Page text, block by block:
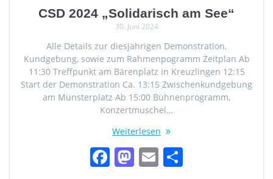
b
o
o
k
d
o
n
CSD 2024 „Solidarisch am See“
30. Juni 2024
Alle Details zur diesjährigen Demonstration,
Kundgebung, sowie zum Rahmenpogramm Zeitplan Ab
11:30 Treffpunkt am Bärenplatz in Kreuzlingen 12:15
Start der Demonstration Ca. 13:15 Zwischenkundgebung
am Münsterplatz Ab 15:00 Bühnenprogramm,
Konzertmuschel…
Weiterlesen
F M E